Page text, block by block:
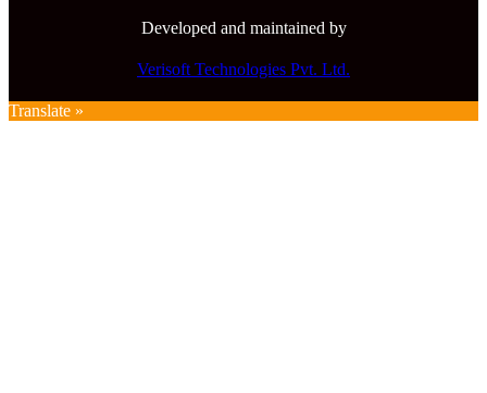
Developed and maintained by
Verisoft Technologies Pvt. Ltd.
Translate »